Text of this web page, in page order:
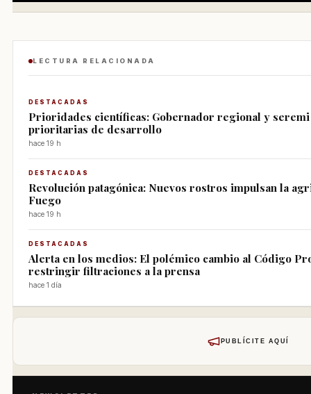
LECTURA RELACIONADA
DESTACADAS
Prioridades científicas: Gobernador regional y
prioritarias de desarrollo
hace 19 h
DESTACADAS
Revolución patagónica: Nuevos rostros impulsan la
Fuego
hace 19 h
DESTACADAS
Alerta en los medios: El polémico cambio al Código
restringir filtraciones a la prensa
hace 1 día
PUBLÍCITE AQUÍ